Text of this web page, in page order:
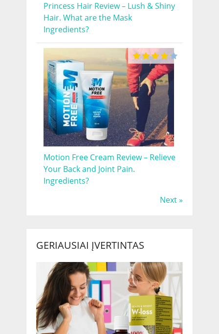
Princess Hair Review – Lush & Shiny
Hair. What are the Mask
Ingredients?
Motion Free Cream Review – Relieve
Your Back and Joint Pain.
Ingredients?
Next »
GERIAUSIAI ĮVERTINTAS